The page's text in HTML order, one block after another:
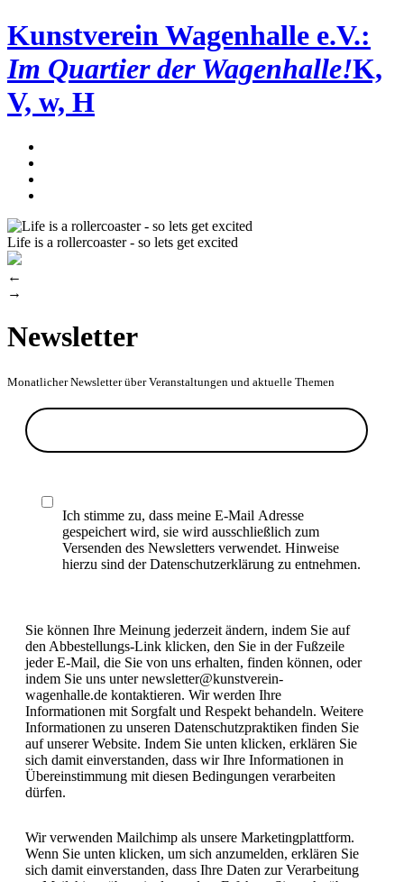
Kunstverein Wagenhalle e.V.:
Im Quartier der Wagenhalle!K,
V, w, H
Life is a rollercoaster - so lets get excited
←
→
Newsletter
Monatlicher Newsletter über Veranstaltungen und aktuelle Themen
Ich stimme zu, dass meine E-Mail Adresse
gespeichert wird, sie wird ausschließlich zum
Versenden des Newsletters verwendet. Hinweise
hierzu sind der Datenschutzerklärung zu entnehmen.
Sie können Ihre Meinung jederzeit ändern, indem Sie auf
den Abbestellungs-Link klicken, den Sie in der Fußzeile
jeder E-Mail, die Sie von uns erhalten, finden können, oder
indem Sie uns unter newsletter@kunstverein-
wagenhalle.de kontaktieren. Wir werden Ihre
Informationen mit Sorgfalt und Respekt behandeln. Weitere
Informationen zu unseren Datenschutzpraktiken finden Sie
auf unserer Website. Indem Sie unten klicken, erklären Sie
sich damit einverstanden, dass wir Ihre Informationen in
Übereinstimmung mit diesen Bedingungen verarbeiten
dürfen.
Wir verwenden Mailchimp als unsere Marketingplattform.
Wenn Sie unten klicken, um sich anzumelden, erklären Sie
sich damit einverstanden, dass Ihre Daten zur Verarbeitung